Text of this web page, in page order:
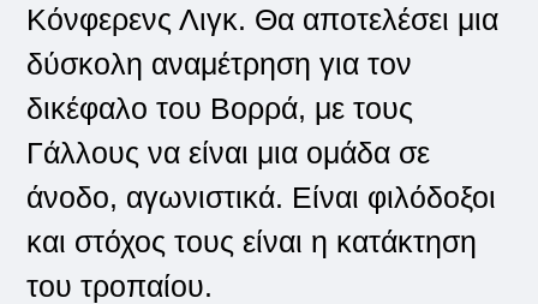
Κόνφερενς Λιγκ. Θα αποτελέσει μια
δύσκολη αναμέτρηση για τον
δικέφαλο του Βορρά, με τους
Γάλλους να είναι μια ομάδα σε
άνοδο, αγωνιστικά. Είναι φιλόδοξοι
και στόχος τους είναι η κατάκτηση
του τροπαίου.